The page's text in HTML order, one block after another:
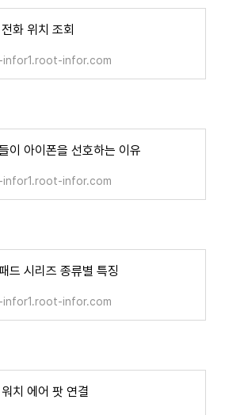
화 위치 조회
infor1.root-infor.com
이 아이폰을 선호하는 이유
infor1.root-infor.com
드 시리즈 종류별 특징
infor1.root-infor.com
치 에어 팟 연결